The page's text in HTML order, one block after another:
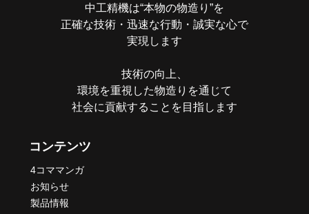
中工精機は“本物の物造り”を
正確な技術・迅速な行動・誠実な心で
実現します
技術の向上、
環境を重視した物造りを通じて
社会に貢献することを目指します
コンテンツ
4コママンガ
お知らせ
製品情報